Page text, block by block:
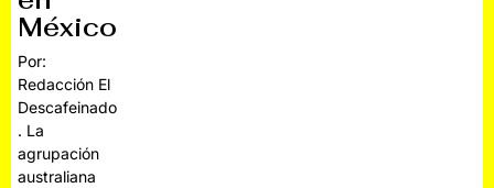
México
Por:
Redacción El
Descafeinado
. La
agrupación
australiana